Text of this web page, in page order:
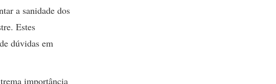
a sanidade dos
Estes
dúvidas em
importância